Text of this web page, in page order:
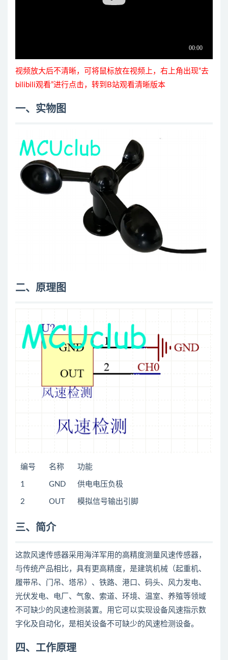
视频放大后不清晰，可将鼠标放在视频上，右上角出现“去
bilibili观看”进行点击，转到B站观看清晰版本
一、实物图
二、原理图
编号 名称 功能
1 GND 供电电压负极
2 OUT 模拟信号输出引脚
三、简介
这款风速传感器采用海洋军用的高精度测量风速传感器，
与传统产品相比，具有更高精度，是建筑机械（起重机、
履带吊、门吊、塔吊）、铁路、港口、码头、风力发电、
光伏发电、电厂、气象、索道、环境、温室、养殖等领域
不可缺少的风速检测装置。用它可以实现设备风速指示数
字化及自动化，是相关设备不可缺少的风速检测设备。
四、工作原理